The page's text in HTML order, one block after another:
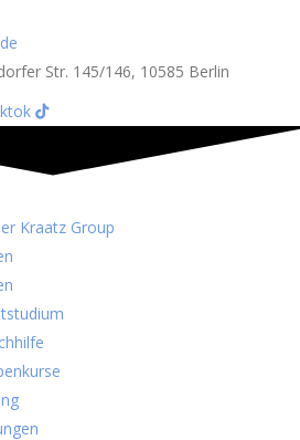
Str. 145/146, 10585 Berlin
Kraatz Group